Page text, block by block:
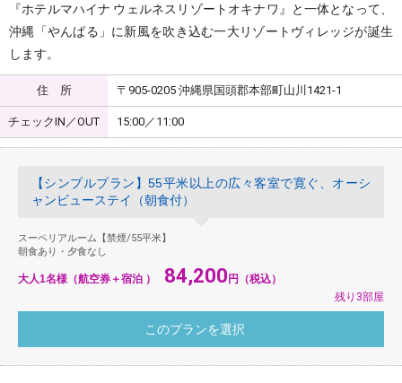
『ホテルマハイナ ウェルネスリゾートオキナワ』と一体となって、
沖縄「やんばる」に新風を吹き込む一大リゾートヴィレッジが誕生
します。
住 所 〒905-0205 沖縄県国頭郡本部町山川1421-1
チェックIN／OUT 15:00／11:00
【シンプルプラン】55平米以上の広々客室で寛ぐ、オーシ
ャンビューステイ（朝食付）
スーペリアルーム【禁煙/55平米】
朝食あり・夕食なし
大人1名様（航空券＋宿泊 ） 84,200円（税込）
残り3部屋